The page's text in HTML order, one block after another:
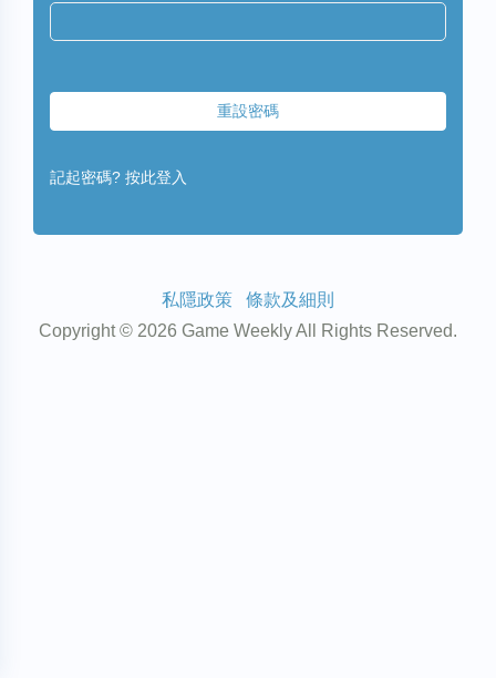
重設密碼
記起密碼? 按此登入
私隱政策
條款及細則
Copyright © 2026 Game Weekly All Rights Reserved.